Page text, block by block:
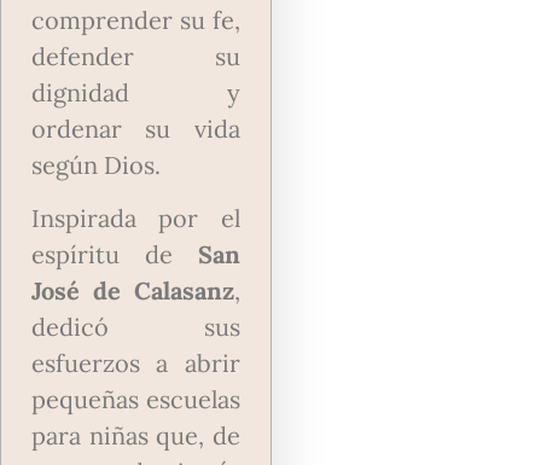
comprender su fe,
defender su
dignidad y
ordenar su vida
según Dios.
Inspirada por el
espíritu de San
José de Calasanz,
dedicó sus
esfuerzos a abrir
pequeñas escuelas
para niñas que, de